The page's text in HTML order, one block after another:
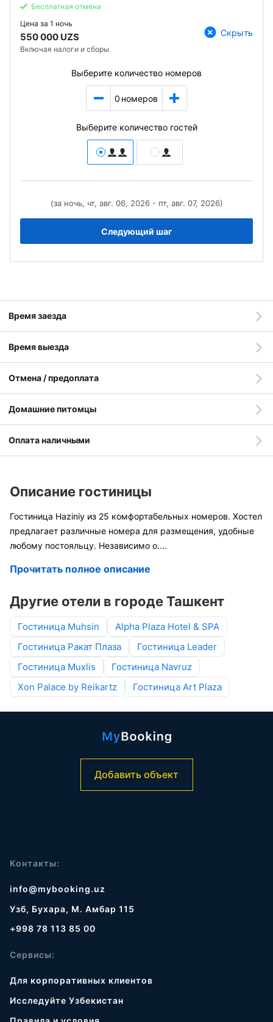
Бесплатная отмена
Цена за 1 ночь
550 000 UZS
Включая налоги и сборы
Скрыть
Выберите количество номеров
0 номеров
Выберите количество гостей
(за ночь, чт, авг. 06, 2026 - пт, авг. 07, 2026)
Следующий шаг
Время заезда
Время выезда
Отмена / предоплата
Домашние питомцы
Оплата наличными
Описание гостиницы
Гостиница Haziniy из 25 комфортабельных номеров. Хостел
предлагает различные номера для размещения, удобные
любому постояльцу. Независимо о....
Прочитать полное описание
Другие отели в городе Ташкент
Гостиница Muhsin
Alpha Plaza Hotel & SPA
Гостиница Ракат Плаза
Гостиница Leader
Гостиница Muxlis
Гостиница Navruz
Xon Palace by Reikartz
Гостиница Art Plaza
Добавить объект
Контакты:
info@mybooking.uz
Узб, Бухара, М. Амбар 115
+998 78 113 85 00
Сервисы:
Для корпоративных клиентов
Исследуйте Узбекистан